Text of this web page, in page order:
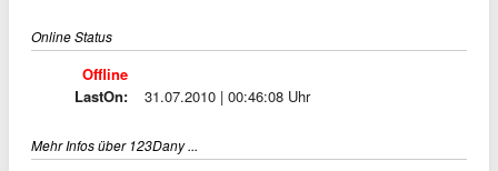
Online Status
Offline
LastOn:
31.07.2010 | 00:46:08 Uhr
Mehr Infos über 123Dany ...